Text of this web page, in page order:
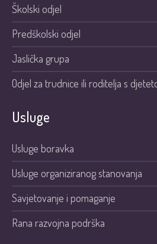
Školski odjel
Predškolski odjel
Jaslička grupa
Odjel za trudnice ili roditelja s
Usluge
Usluge boravka
Usluge organiziranog stanovanja
Savjetovanje i pomaganje
Rana razvojna podrška